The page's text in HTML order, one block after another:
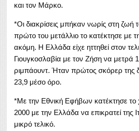
και τον Μάρκο.
*Οι διακρίσεις μπήκαν νωρίς στη ζωή
πρώτο του μετάλλιο το κατέκτησε με
ακόμη. Η Ελλάδα είχε ηττηθεί στον
Γιουγκοσλαβία με τον Ζήση να μετρά
ριμπάουντ. Ήταν πρώτος σκόρερ της
23,9 μέσο όρο.
*Με την Εθνική Εφήβων κατέκτησε το
2000 με την Ελλάδα να επικρατεί της
μικρό τελικό.